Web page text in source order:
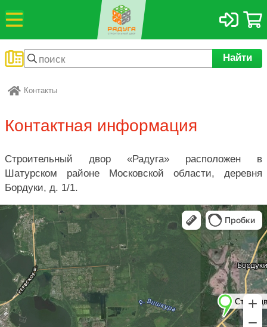
Найти
Контакты
Контактная информация
Строительный двор «Радуга» расположен в
Шатурском районе Московской области, деревня
Бордуки, д. 1/1.